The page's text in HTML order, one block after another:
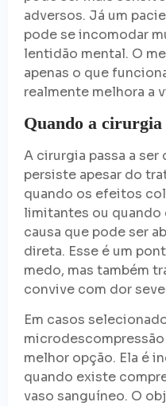
adversos. Já um
pode se incomodar
lentidão mental. O
apenas o que
realmente melhora a
Quando a
A cirurgia passa a
persiste apesar do
quando os efeitos
limitantes ou quando
causa que pode ser
direta. Esse é um
medo, mas também
convive com dor
Em casos
melhor opção. Ela é
quando existe
vaso sanguíneo. O